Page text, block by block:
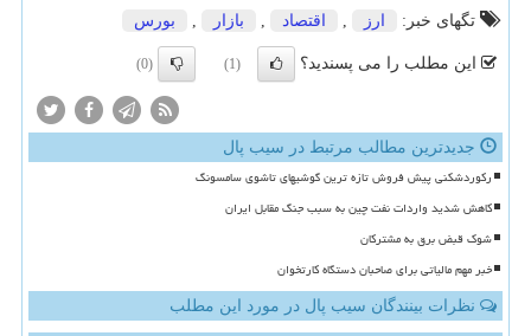
تگهای خبر:
ارز اقتصاد بازار بورس
این مطلب را می پسندید؟ (1)
(0)
جدیدترین مطالب مرتبط در سیب پال
رکوردشکنی پیش فروش تازه ترین گوشیهای تاشوی سامسونگ
کاهش شدید واردات نفت چین به سبب جنگ مقابل ایران
شوک قبض برق به مشترکان
خبر مهم مالیاتی برای صاحبان دستگاه کارتخوان
نظرات بینندگان سیب پال در مورد این مطلب